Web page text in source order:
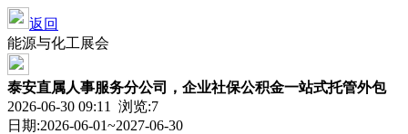
返回
能源与化工展会
泰安直属人事服务分公司，企业社保公积金一站式托管外包
2026-06-30 09:11 浏览:7
日期:2026-06-01~2027-06-30